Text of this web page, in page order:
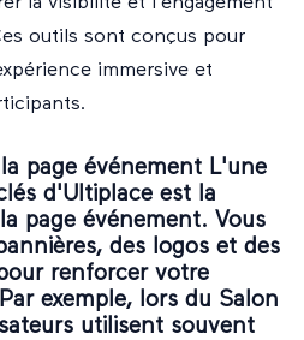
outils sont conçus pour
immersive et
page événement L'une
d'Ultiplace est la
page événement. Vous
des logos et des
renforcer votre
exemple, lors du Salon
utilisent souvent